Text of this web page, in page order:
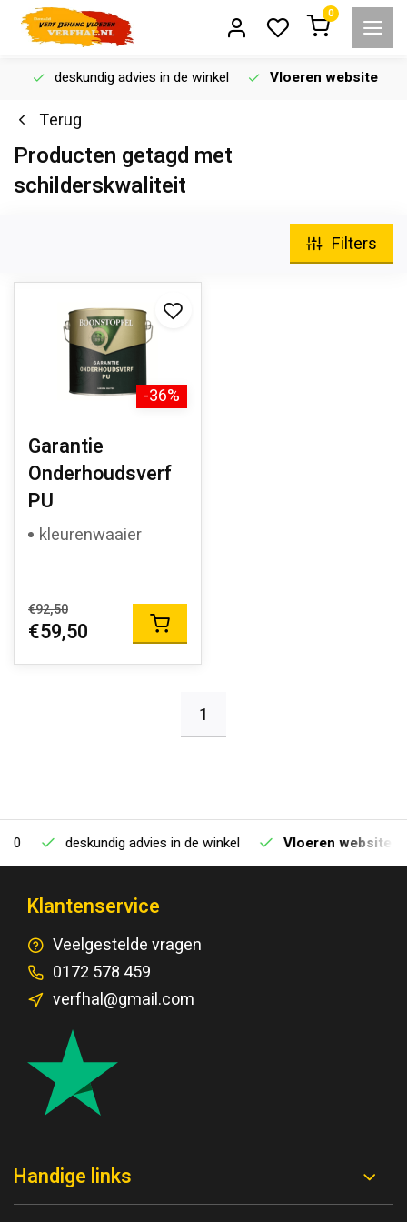
0
deskundig advies in de winkel Vloeren website
Terug
Producten getagd met
schilderskwaliteit
Filters
-36%
Garantie
Onderhoudsverf
PU
kleurenwaaier
€92,50
€59,50
1
deskundig advies in de winkel Vloeren website
Klantenservice
Veelgestelde vragen
0172 578 459
verfhal@gmail.com
Handige links